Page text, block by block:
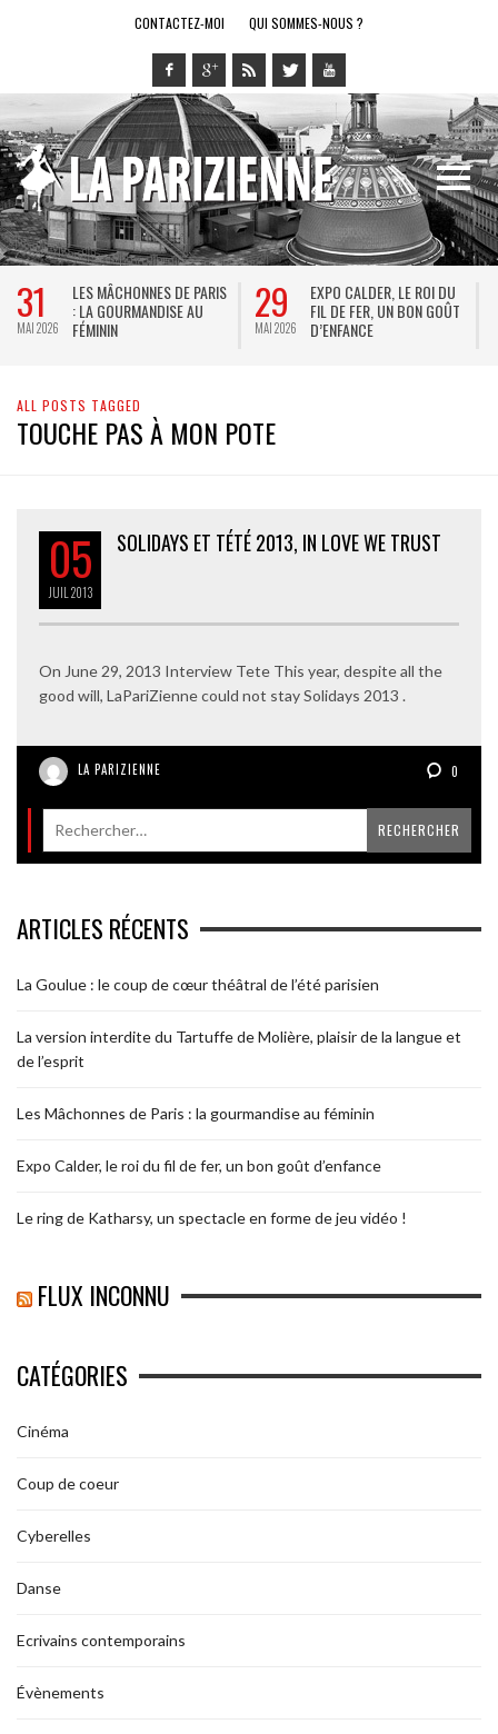
CONTACTEZ-MOI QUI SOMMES-NOUS ?
31
MAI 2026
LES MÂCHONNES DE PARIS
: LA GOURMANDISE AU
FÉMININ
29
MAI 2026
EXPO CALDER, LE ROI DU
FIL DE FER, UN BON GOÛT
D’ENFANCE
ALL POSTS TAGGED
TOUCHE PAS À MON POTE
05
JUIL 2013
SOLIDAYS ET TÉTÉ 2013, IN LOVE WE TRUST
On June 29, 2013 Interview Tete This year, despite all the
good will, LaPariZienne could not stay Solidays 2013 .
LA PARIZIENNE 0
ARTICLES RÉCENTS
La Goulue : le coup de cœur théâtral de l’été parisien
La version interdite du Tartuffe de Molière, plaisir de la langue et
de l’esprit
Les Mâchonnes de Paris : la gourmandise au féminin
Expo Calder, le roi du fil de fer, un bon goût d’enfance
Le ring de Katharsy, un spectacle en forme de jeu vidéo !
FLUX INCONNU
CATÉGORIES
Cinéma
Coup de coeur
Cyberelles
Danse
Ecrivains contemporains
Évènements